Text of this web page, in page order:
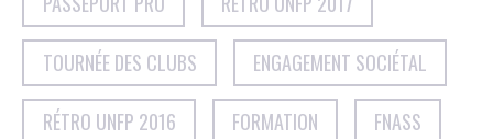
TOURNÉE DES CLUBS ENGAGEMENT SOCIÉTAL
RÉTRO UNFP 2016 FORMATION FNASS